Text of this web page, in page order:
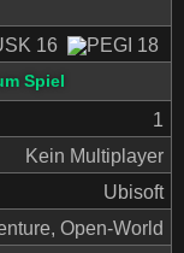
Spiel
1
Kein Multiplayer
Ubisoft
Open-World